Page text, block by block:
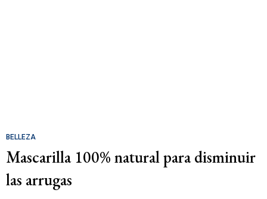
BELLEZA
Mascarilla 100% natural para disminuir
las arrugas